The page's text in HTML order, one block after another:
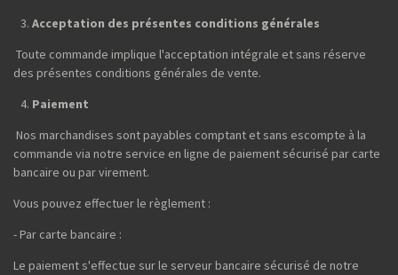
Acceptation des présentes conditions générales
Toute commande implique l'acceptation intégrale et sans réserve
des présentes conditions générales de vente.
Paiement
Nos marchandises sont payables comptant et sans escompte à la
commande via notre service en ligne de paiement sécurisé par carte
bancaire ou par virement.
Vous pouvez effectuer le règlement :
- Par carte bancaire :
Le paiement s'effectue sur le serveur bancaire sécurisé de notre